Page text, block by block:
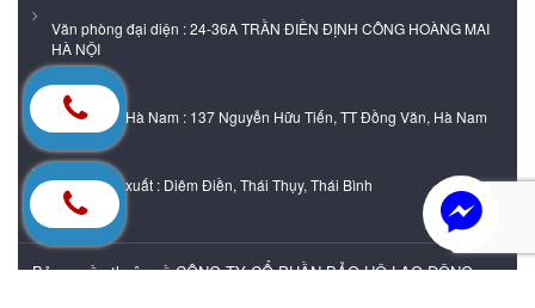
Văn phòng đại diện : 24-36A TRẦN ĐIỀN ĐỊNH CÔNG HOÀNG MAI
HÀ NỘI
Showroom Hà Nam : 137 Nguyễn Hữu Tiến, TT Đồng Văn, Hà Nam
Xưởng sản xuất : Diêm Điền, Thái Thụy, Thái Bình
Bản quyền thuộc về CÔNG TY CỔ PHẦN BẢO HỘ LAO ĐỘNG